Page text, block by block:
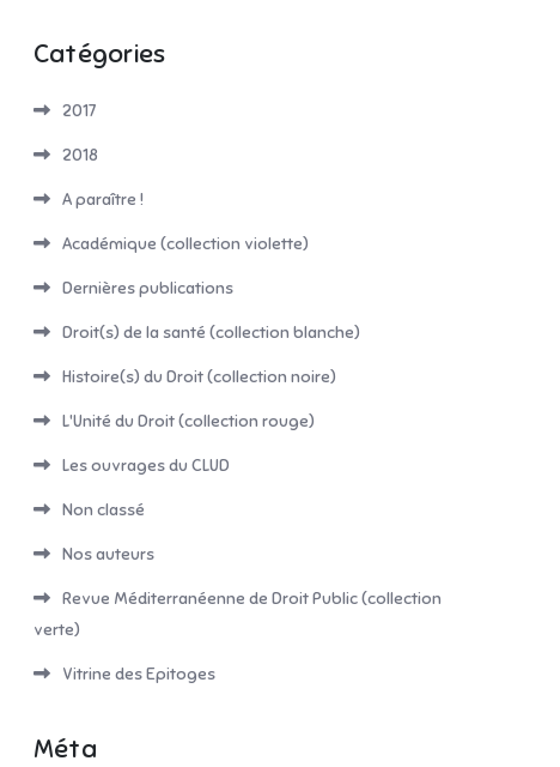
Catégories
2017
2018
A paraître !
Académique (collection violette)
Dernières publications
Droit(s) de la santé (collection blanche)
Histoire(s) du Droit (collection noire)
L'Unité du Droit (collection rouge)
Les ouvrages du CLUD
Non classé
Nos auteurs
Revue Méditerranéenne de Droit Public (collection
verte)
Vitrine des Epitoges
Méta